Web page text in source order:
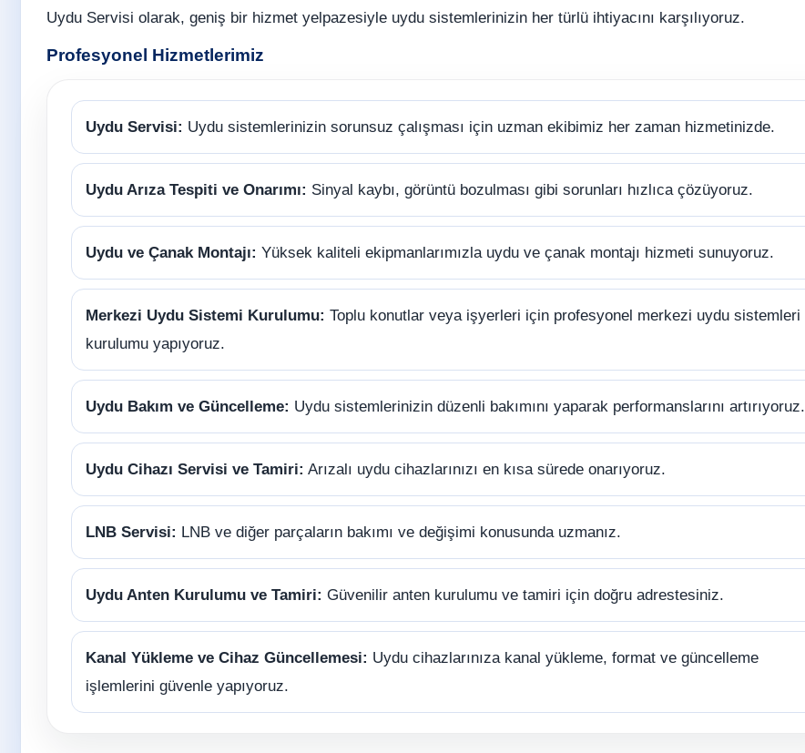
Uydu Servisi olarak, geniş bir hizmet yelpazesiyle uydu sistemlerinizin her türlü ihtiyacını karşılıyoruz.
Profesyonel Hizmetlerimiz
Uydu Servisi: Uydu sistemlerinizin sorunsuz çalışması için uzman ekibimiz her zaman hizmetinizde.
Uydu Arıza Tespiti ve Onarımı: Sinyal kaybı, görüntü bozulması gibi sorunları hızlıca çözüyoruz.
Uydu ve Çanak Montajı: Yüksek kaliteli ekipmanlarımızla uydu ve çanak montajı hizmeti sunuyoruz.
Merkezi Uydu Sistemi Kurulumu: Toplu konutlar veya işyerleri için profesyonel merkezi uydu sistemleri
kurulumu yapıyoruz.
Uydu Bakım ve Güncelleme: Uydu sistemlerinizin düzenli bakımını yaparak performanslarını artırıyoruz.
Uydu Cihazı Servisi ve Tamiri: Arızalı uydu cihazlarınızı en kısa sürede onarıyoruz.
LNB Servisi: LNB ve diğer parçaların bakımı ve değişimi konusunda uzmanız.
Uydu Anten Kurulumu ve Tamiri: Güvenilir anten kurulumu ve tamiri için doğru adrestesiniz.
Kanal Yükleme ve Cihaz Güncellemesi: Uydu cihazlarınıza kanal yükleme, format ve güncelleme
işlemlerini güvenle yapıyoruz.